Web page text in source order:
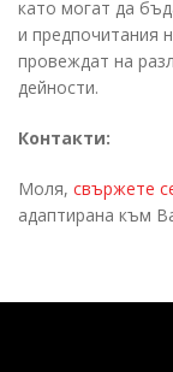
като могат да
и предпочитания
провеждат на
дейности.
Контакти:
Моля, свържете
адаптирана към